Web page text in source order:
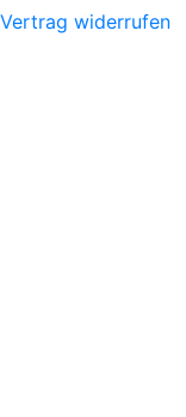
Vertrag widerrufen